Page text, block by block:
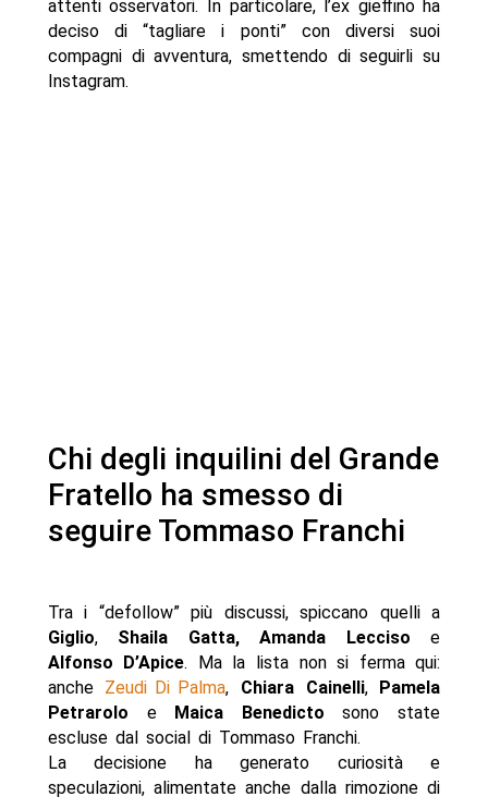
attenti osservatori. In particolare, l’ex gieffino ha
deciso di “tagliare i ponti” con diversi suoi
compagni di avventura, smettendo di seguirli su
Instagram.
Chi degli inquilini del Grande
Fratello ha smesso di
seguire Tommaso Franchi
Tra i “defollow” più discussi, spiccano quelli a
Giglio, Shaila Gatta, Amanda Lecciso e
Alfonso D’Apice. Ma la lista non si ferma qui:
anche Zeudi Di Palma, Chiara Cainelli, Pamela
Petrarolo e Maica Benedicto sono state
escluse dal social di Tommaso Franchi.
La decisione ha generato curiosità e
speculazioni, alimentate anche dalla rimozione di